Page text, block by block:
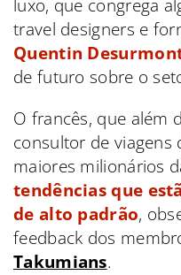
luxo, que congrega
travel designers e
Quentin
de futuro sobre o
O francês, que além
consultor de viagens
maiores milionários
tendências que
de alto padrão,
feedback dos
Takumians.